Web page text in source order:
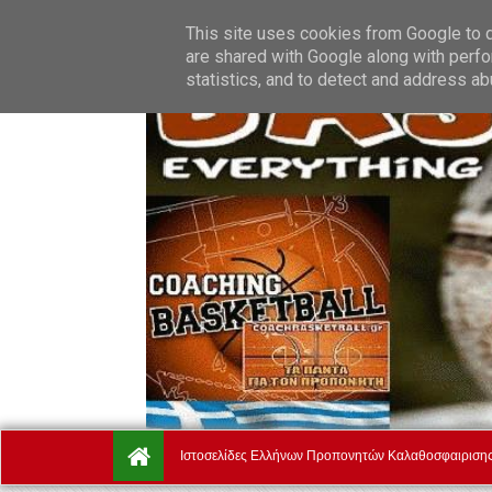
Thursday, August 6. Ποιοί Είμαστε Όροι
Ιστοσελίδες Ελλήνων Προπονητών Καλαθοσφαιρισης
This site uses cookies from Google to
are shared with Google along with
statistics, and to detect and address